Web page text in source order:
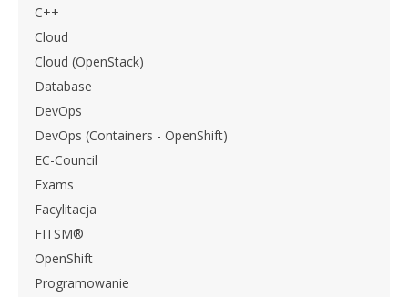
C++
Cloud
Cloud (OpenStack)
Database
DevOps
DevOps (Containers - OpenShift)
EC-Council
Exams
Facylitacja
FITSM®
OpenShift
Programowanie